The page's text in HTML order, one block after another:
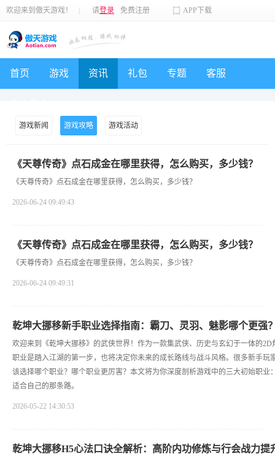
欢迎来到傲天游戏！ 请登录 免费注册 APP下载
首页 游戏 资讯 礼包 专题 客服
游戏新闻 游戏攻略 游戏活动
《天尊传奇》点石成金在哪里获得，怎么购买，多少钱？
《天尊传奇》点石成金在哪里获得，怎么购买，多少钱？
2026-06-24 09:49:43
《天尊传奇》点石成金在哪里获得，怎么购买，多少钱？
《天尊传奇》点石成金在哪里获得，怎么购买，多少钱？
2026-06-24 09:49:31
乾坤大挪移新手职业选择指南：霸刀、灵羽、魅影哪个更强
欢迎来到《乾坤大挪移》的武侠世界！作为一款集武侠、历史与玄幻于一体的
职业是踏入江湖的第一步，也将决定你未来的成长路线与战斗风格。很多新手玩
该选择哪个职业？哪个职业更厉害？本文将为你深度剖析游戏中的三大初始职业
适合自己的那条路。
2026-05-22 14:30:53
乾坤大挪移H5心法口诀全解析：高阶内功修炼与行会战力提